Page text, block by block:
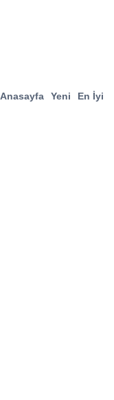
Anasayfa Yeni En İyi